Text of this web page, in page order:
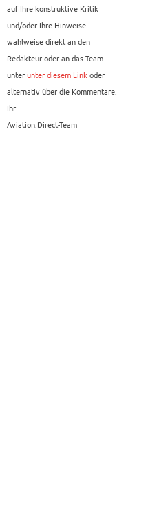
auf Ihre konstruktive Kritik
und/oder Ihre Hinweise
wahlweise direkt an den
Redakteur oder an das Team
unterunter diesem Linkoder
alternativ über die Kommentare.
Ihr
Aviation.Direct-Team